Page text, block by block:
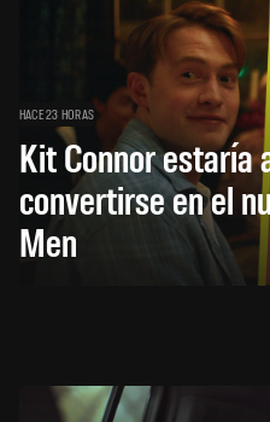
HACE 23 HORAS
Kit Connor estaría
convertirse en el
Men